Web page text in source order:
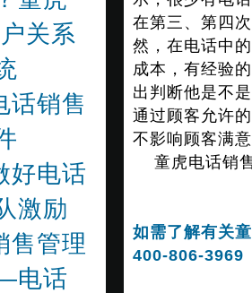
关系
话销售
好电话
激励
售管理
电话
在第三、第四
然，在电话中
成本，有经验
出判断他是不
通过顾客允许
不影响顾客满
童虎电话销
如需了解有关
400-806-3969